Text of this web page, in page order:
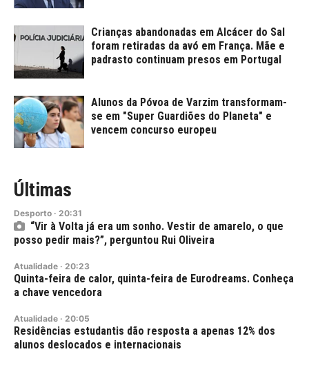
Crianças abandonadas em Alcácer do Sal
foram retiradas da avó em França. Mãe e
padrasto continuam presos em Portugal
Alunos da Póvoa de Varzim transformam-
se em "Super Guardiões do Planeta" e
vencem concurso europeu
Últimas
Desporto · 20:31
“Vir à Volta já era um sonho. Vestir de amarelo, o que
posso pedir mais?”, perguntou Rui Oliveira
Atualidade · 20:23
Quinta-feira de calor, quinta-feira de Eurodreams. Conheça
a chave vencedora
Atualidade · 20:05
Residências estudantis dão resposta a apenas 12% dos
alunos deslocados e internacionais